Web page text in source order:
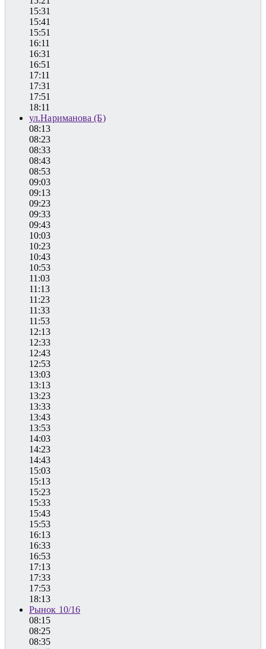
15:31
15:41
15:51
16:11
16:31
16:51
17:11
17:31
17:51
18:11
ул.Нариманова (Б)
08:13
08:23
08:33
08:43
08:53
09:03
09:13
09:23
09:33
09:43
10:03
10:23
10:43
10:53
11:03
11:13
11:23
11:33
11:53
12:13
12:33
12:43
12:53
13:03
13:13
13:23
13:33
13:43
13:53
14:03
14:23
14:43
15:03
15:13
15:23
15:33
15:43
15:53
16:13
16:33
16:53
17:13
17:33
17:53
18:13
Рынок 10/16
08:15
08:25
08:35